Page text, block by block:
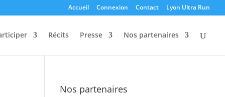
Accueil Connexion Contact Lyon Ultra Run
Récits Presse Nos partenaires
Nos partenaires